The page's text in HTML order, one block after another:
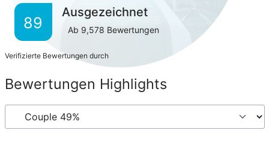
89
Ausgezeichnet
Ab 9,578 Bewertungen
Verifizierte Bewertungen durch
Bewertungen Highlights